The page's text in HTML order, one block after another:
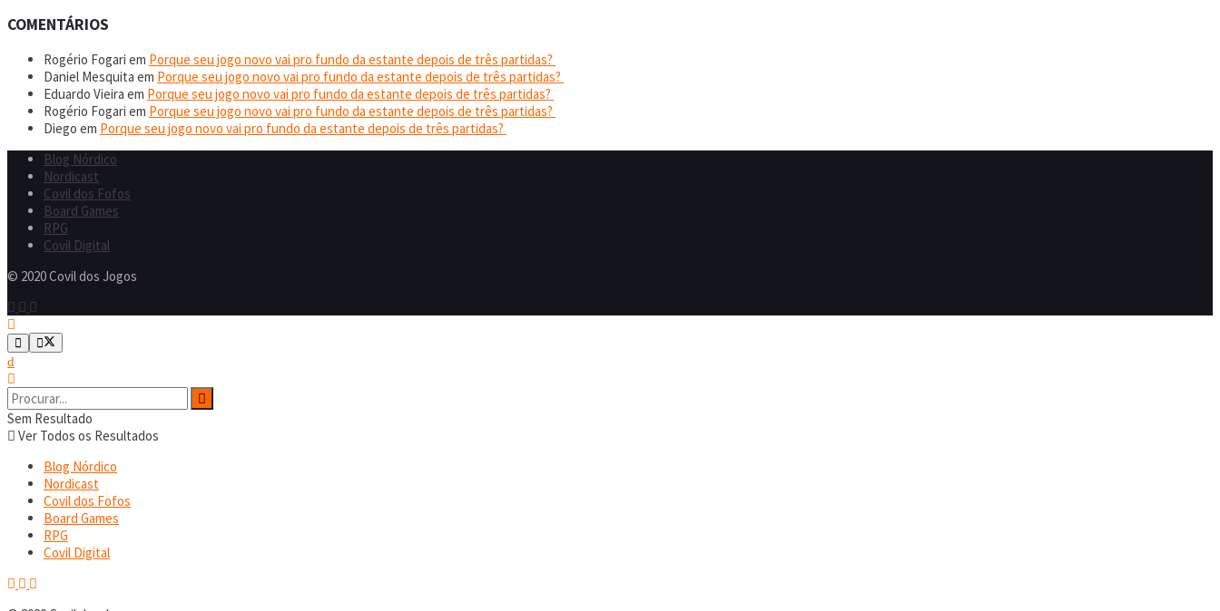
COMENTÁRIOS
Rogério Fogari em Porque seu jogo novo vai pro fundo da estante depois de três partidas?
Daniel Mesquita em Porque seu jogo novo vai pro fundo da estante depois de três partidas?
Eduardo Vieira em Porque seu jogo novo vai pro fundo da estante depois de três partidas?
Rogério Fogari em Porque seu jogo novo vai pro fundo da estante depois de três partidas?
Diego em Porque seu jogo novo vai pro fundo da estante depois de três partidas?
Blog Nórdico
Nordicast
Covil dos Fofos
Board Games
RPG
Covil Digital
© 2020 Covil dos Jogos
Sem Resultado
Ver Todos os Resultados
Blog Nórdico
Nordicast
Covil dos Fofos
Board Games
RPG
Covil Digital